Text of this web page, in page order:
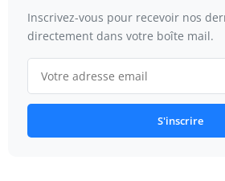
Inscrivez-vous pour recevoir nos
directement dans votre boîte mail.
S'inscrire